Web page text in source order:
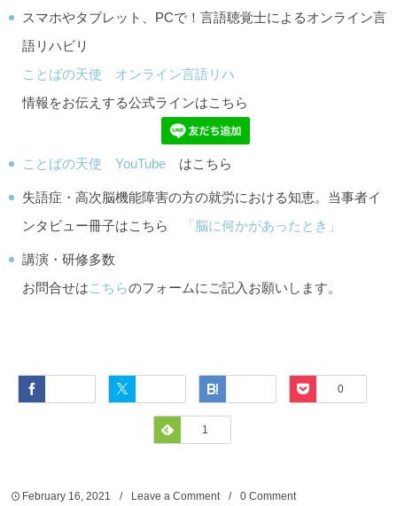
スマホやタブレット、PCで！言語聴覚士によるオンライン言
語リハビリ
ことばの天使 オンライン言語リハ
情報をお伝えする公式ラインはこちら
ことばの天使 YouTube はこちら
失語症・高次脳機能障害の方の就労における知恵。当事者イ
ンタビュー冊子はこちら
「脳に何かがあったとき」
講演・研修多数
お問合せはこちらのフォームにご記入お願いします。
Pocket
0
Feedly
1
February 16 ,2021 Leave a Comment 0 Comment